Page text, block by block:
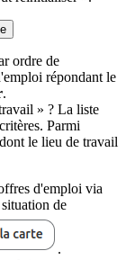
ordre de
répondant le
.
» ? La liste
Parmi
le lieu de travail
d'emploi via
de
.